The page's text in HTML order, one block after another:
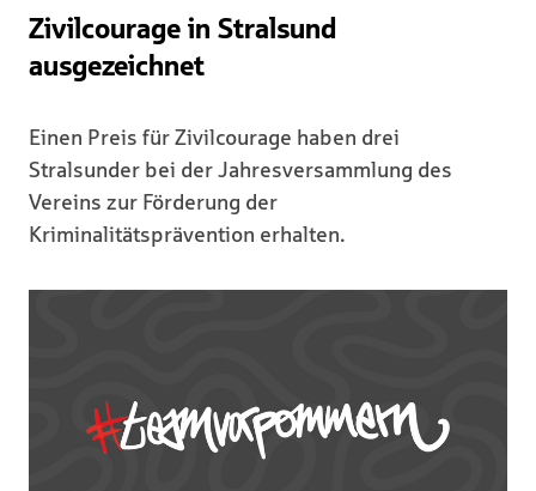
Zivilcourage in Stralsund
ausgezeichnet
Einen Preis für Zivilcourage haben drei
Stralsunder bei der Jahresversammlung des
Vereins zur Förderung der
Kriminalitätsprävention erhalten.